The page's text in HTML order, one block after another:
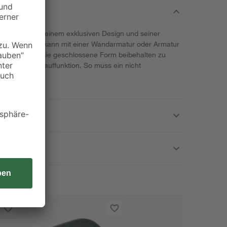
mit seinem exklusiven Design und seiner
Waschtisch kann mit einer Wandarmatur oder Armatur
Um die geschlossene Form beibehalten zu
keine Überlauffunktion. So muss ein nicht